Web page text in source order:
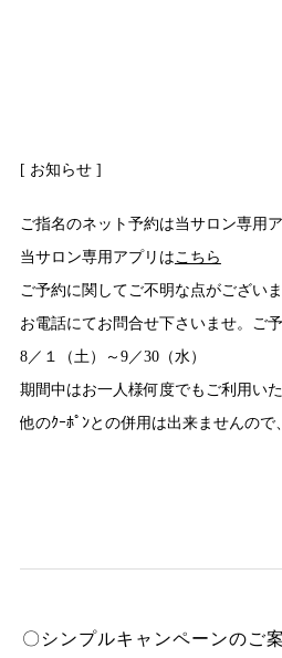
[ お知らせ ]
ご指名のネット予約は当サロン専用
当サロン専用アプリはこちら
ご予約に関してご不明な点がございま
お電話にてお問合せ下さいませ。ご
8／１（土）～9／30（水）
期間中はお一人様何度でもご利用いた
他のｸｰﾎﾟﾝとの併用は出来ませんので
〇シンプルキャンペーンのご